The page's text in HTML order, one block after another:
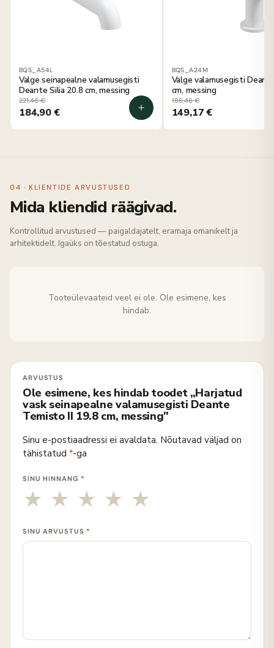
BQS_A54L
Valge seinapealne valamusegisti
Deante Silia 20.8 cm, messing
221,46€
184,90€
BQS_A24M
Valge valamusegisti
cm, messing
186,46€
149,17€
04 · KLIENTIDE ARVUSTUSED
Mida kliendid räägivad.
Kontrollitud arvustused — paigaldajatelt, eramaja omanikelt ja
arhitektidelt. Igaüks on tõestatud ostuga.
Tooteülevaateid veel ei ole. Ole esimene, kes
hindab.
Ole esimene, kes hindab toodet „Harjatud
vask seinapealne valamusegisti Deante
Temisto II 19.8 cm, messing"
Sinu e-postiaadressi ei avaldata. Nõutavad väljad on
tähistatud *-ga
SINU HINNANG *
SINU ARVUSTUS *